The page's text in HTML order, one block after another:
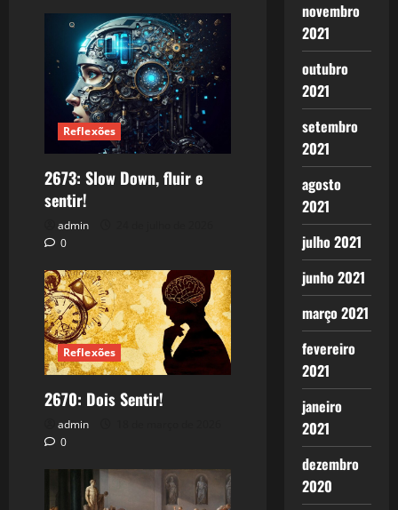
Reflexões
2673: Slow Down, fluir e
sentir!
admin
0
Reflexões
2670: Dois Sentir!
admin
0
novembro
2021
outubro
2021
setembro
2021
agosto
2021
julho 2021
junho 2021
março 2021
fevereiro
2021
janeiro
2021
dezembro
2020